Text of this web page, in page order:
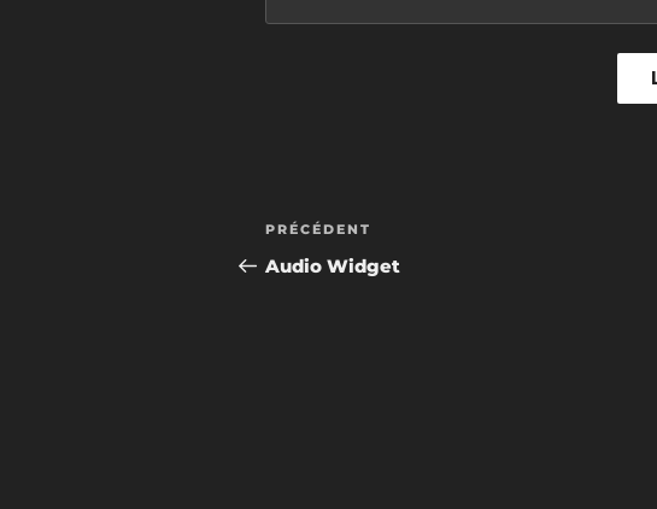
Navigation
de
Article
précédent
PRÉCÉDENT
Audio Widget